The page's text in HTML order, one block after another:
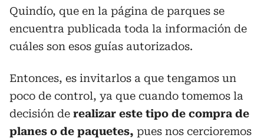
Quindío, que en la página de parques se
encuentra publicada toda la información de
cuáles son esos guías autorizados.
Entonces, es invitarlos a que tengamos un
poco de control, ya que cuando tomemos la
decisión de realizar este tipo de compra de
planes o de paquetes, pues nos cercioremos